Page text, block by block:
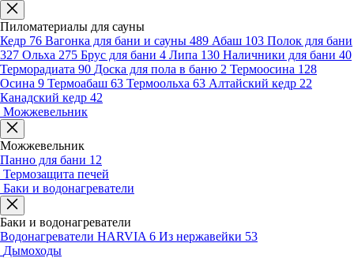
Пиломатериалы для сауны
Кедр 76 Вагонка для бани и сауны 489 Абаш 103 Полок для бани
327 Ольха 275 Брус для бани 4 Липа 130 Наличники для бани 40
Терморадиата 90 Доска для пола в баню 2 Термоосина 128
Осина 9 Термоабаш 63 Термоольха 63 Алтайский кедр 22
Канадский кедр 42
Можжевельник
Можжевельник
Панно для бани 12
Термозащита печей
Баки и водонагреватели
Баки и водонагреватели
Водонагреватели HARVIA 6 Из нержавейки 53
Дымоходы